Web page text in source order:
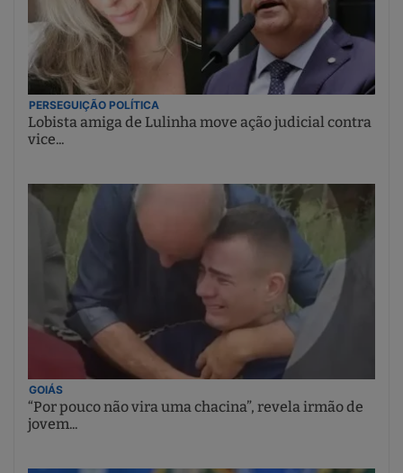
PERSEGUIÇÃO POLÍTICA
Lobista amiga de Lulinha move ação judicial contra
vice...
GOIÁS
“Por pouco não vira uma chacina”, revela irmão de
jovem...